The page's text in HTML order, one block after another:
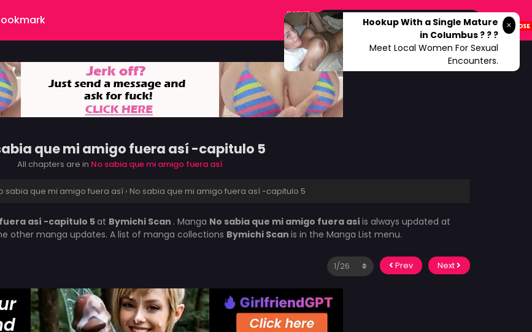
DARK?
que mi amigo fuera así -capitulo 5
All chapters are in No sabia que mi amigo fuera así
sabia que mi amigo fuera así › No sabia que mi amigo fuera así -capitulo 5
así -capitulo 5at Bymichi Scan . Manga No sabia que mi amigo fuera así is always updated at
other manga updates. A list of manga collections Bymichi Scan is in the Manga List menu.
Prev Next
Hookup With a Single Mature
in Columbus ? ? ?
Meet Local Women For Sexual
Encounters.